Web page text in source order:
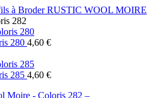
à BroderRUSTIC WOOL MOIRE
282
280 4,60 €
285 4,60 €